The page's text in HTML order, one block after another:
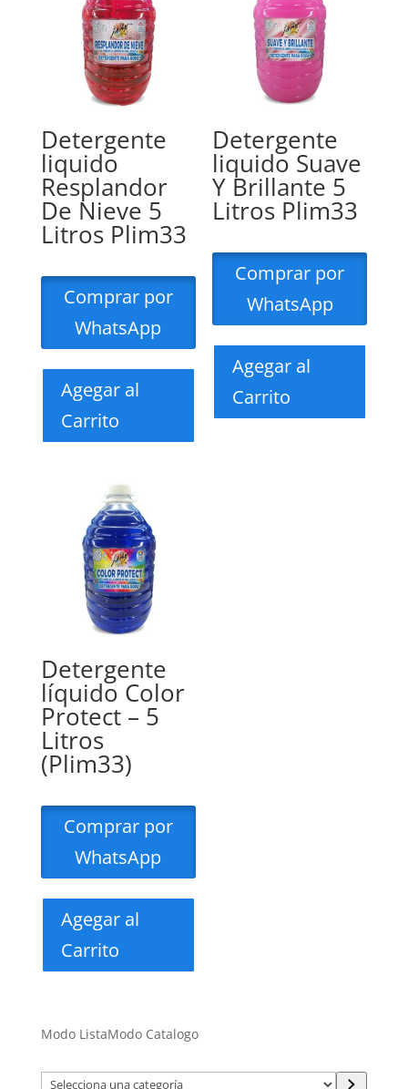
Detergente
liquido
Resplandor
De Nieve 5
Litros Plim33
Comprar por
WhatsApp
Agegar al
Carrito
Detergente
liquido Suave
Y Brillante 5
Litros Plim33
Comprar por
WhatsApp
Agegar al
Carrito
Detergente
líquido Color
Protect – 5
Litros
(Plim33)
Comprar por
WhatsApp
Agegar al
Carrito
Modo ListaModo Catalogo
Selecciona